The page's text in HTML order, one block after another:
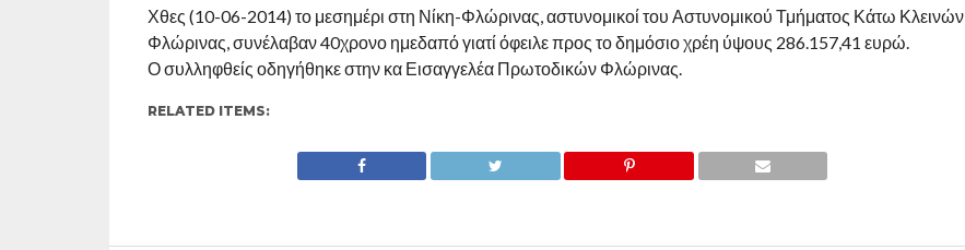
Χθες (10-06-2014) το μεσημέρι στη Νίκη-Φλώρινας, αστυνομικοί του Αστυνομικού Τμήματος Κάτω Κλεινών
Φλώρινας, συνέλαβαν 40χρονο ημεδαπό γιατί όφειλε προς το δημόσιο χρέη ύψους 286.157,41 ευρώ.
Ο συλληφθείς οδηγήθηκε στην κα Εισαγγελέα Πρωτοδικών Φλώρινας.
RELATED ITEMS: